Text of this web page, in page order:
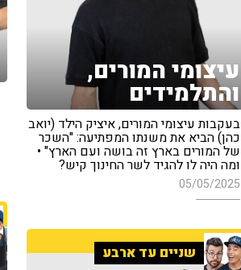
עיצומי המורים,
והתלמידים
בעקבות עיצומי המורים, איציק הילד (יואב
כהן) הביא את משנתו המפתיעה: "השכר
של המורים בארץ זה בושה ועם הארץ" •
ומה היה לו להגיד לשר החינוך קיש?
05/05/2025
שניים עד ארבע